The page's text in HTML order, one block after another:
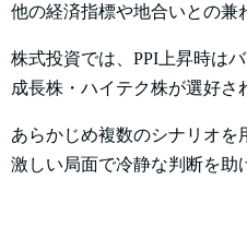
他の経済指標や地合いとの兼
株式投資では、PPI上昇時は
成長株・ハイテク株が選好さ
あらかじめ複数のシナリオ
激しい局面で冷静な判断を助